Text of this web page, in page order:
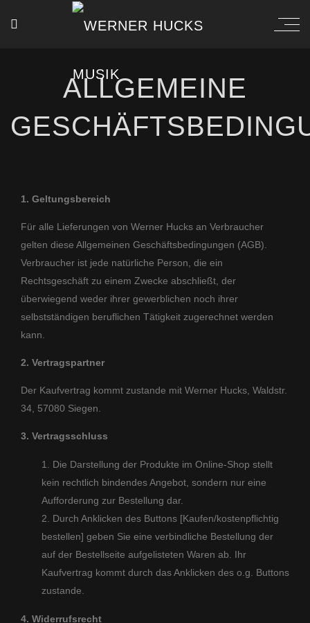
ALLGEMEINE
1. Geltungsbereich
Für alle Lieferungen von Werner Hucks an Verbraucher
gelten diese Allgemeinen Geschäftsbedingungen (AGB).
Verbraucher ist jede natürliche Person, die ein
Rechtsgeschäft zu einem Zwecke abschließt, der
überwiegend weder ihrer gewerblichen noch ihrer
selbstständigen beruflichen Tätigkeit zugerechnet werden
kann.
2. Vertragspartner
Der Kaufvertrag kommt zustande mit Werner Hucks, Waldstr.
34, 57080 Siegen.
3. Vertragsschluss
Die Darstellung der Produkte im Online-Shop stellt
kein rechtlich bindendes Angebot, sondern nur eine
Aufforderung zur Bestellung dar.
Durch Anklicken des Buttons [Kaufen/kostenpflichtig
bestellen] geben Sie eine verbindliche Bestellung der
auf der Bestellseite aufgelisteten Waren ab. Ihr
Kaufvertrag kommt durch das Anklicken des o.g. Buttons
zustande.
4. Widerrufsrecht